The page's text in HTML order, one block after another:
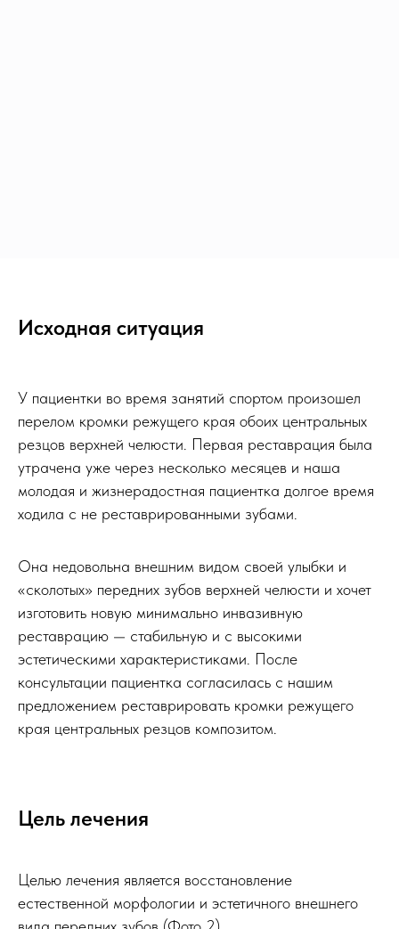
Исходная ситуация
У пациентки во время занятий спортом произошел
перелом кромки режущего края обоих центральных
резцов верхней челюсти. Первая реставрация была
утрачена уже через несколько месяцев и наша
молодая и жизнерадостная пациентка долгое время
ходила с не реставрированными зубами.
Она недовольна внешним видом своей улыбки и
«сколотых» передних зубов верхней челюсти и хочет
изготовить новую минимально инвазивную
реставрацию — стабильную и с высокими
эстетическими характеристиками. После
консультации пациентка согласилась с нашим
предложением реставрировать кромки режущего
края центральных резцов композитом.
Цель лечения
Целью лечения является восстановление
естественной морфологии и эстетичного внешнего